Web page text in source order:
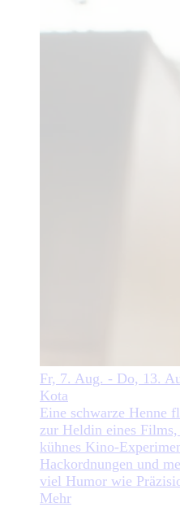
Fr, 7. Aug. - Do, 13.
Kota
Eine schwarze Henne
zur Heldin eines
kühnes Kino-
Hackordnungen und
viel Humor wie
Mehr